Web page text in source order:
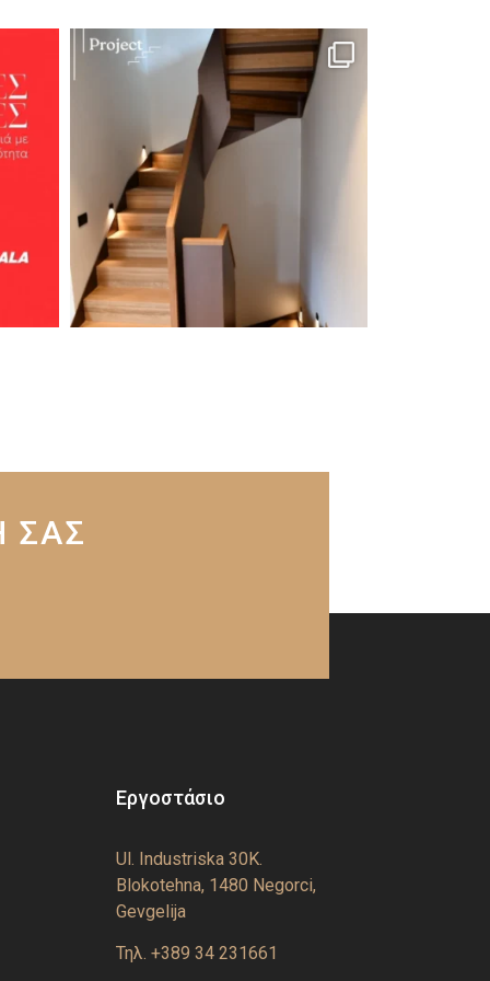
ΣΑΣ
Εργοστάσιο
Ul. Industriska 30K.
Blokotehna, 1480 Negorci,
Gevgelija
Τηλ. +389 34 231661